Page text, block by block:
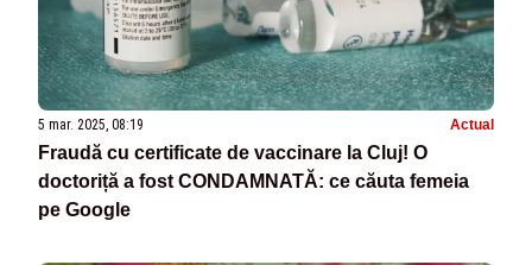
5 mar. 2025, 08:19 Actual
Fraudă cu certificate de vaccinare la Cluj! O
doctoriță a fost CONDAMNATĂ: ce căuta femeia
pe Google